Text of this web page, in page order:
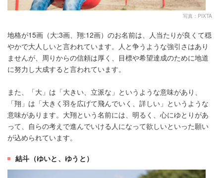
写真：PIXTA
地格が15画（大:3画、翔:12画）のお名前は、人当たりが良くて穏
やかで大人しいと言われています。人と争うような強引さはあり
ませんが、周りからの信頼は厚く、目標や希望達成のために地道
に努力し大成すると言われています。
また、「大」は「大きい、立派な」というような意味があり、
「翔」は「大きく羽を広げて飛んでいく、詳しい」というような
意味があります。大翔という名前には、明るく、心にゆとりがあ
って、自らの考えで進んでいける人になって欲しいといった願い
が込められています。
結斗（ゆいと、ゆうと）